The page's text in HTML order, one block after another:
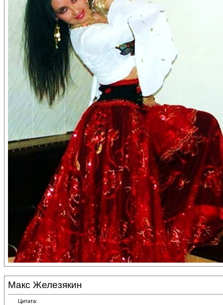
Макс Железякин
Цитата: